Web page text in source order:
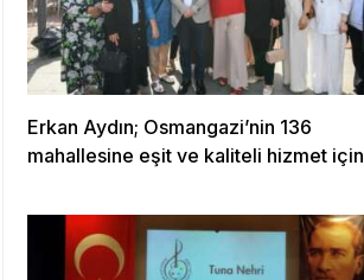
Erkan Aydın; Osmangazi’nin 136
mahallesine eşit ve kaliteli hizmet için